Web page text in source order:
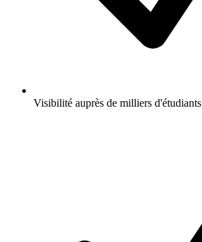
Visibilité auprès de milliers d'étudiants